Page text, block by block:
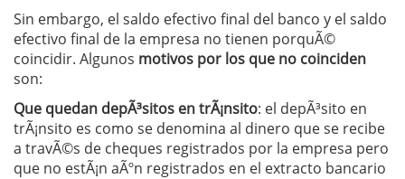
Sin embargo, el saldo efectivo final del banco y el saldo
efectivo final de la empresa no tienen porquÃ©
coincidir. Algunos motivos por los que no coinciden
son:
Que quedan depÃ³sitos en trÃ¡nsito: el depÃ³sito en
trÃ¡nsito es como se denomina al dinero que se recibe
a travÃ©s de cheques registrados por la empresa pero
que no estÃ¡n aÃºn registrados en el extracto bancario